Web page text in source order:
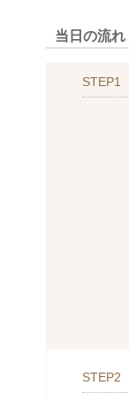
当日の流れ
STEP1
STEP2